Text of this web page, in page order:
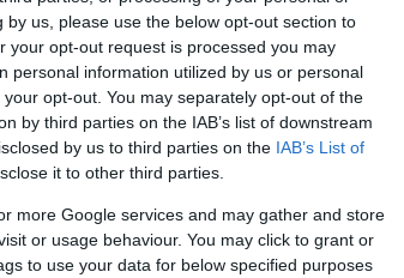
us, please use the below opt-out section to
your opt-out request is processed you may
personal information utilized by us or personal
opt-out. You may separately opt-out of the
by third parties on the IAB’s list of downstream
by us to third parties on the IAB’s List of
it to other third parties.
more Google services and may gather and store
or usage behaviour. You may click to grant or
to use your data for below specified purposes